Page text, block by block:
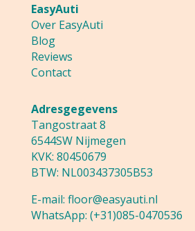
EasyAuti
Over EasyAuti
Blog
Reviews
Contact
Adresgegevens
Tangostraat 8
6544SW Nijmegen
KVK: 80450679
BTW: NL003437305B53
E-mail: floor@easyauti.nl
WhatsApp: (+31)085-0470536